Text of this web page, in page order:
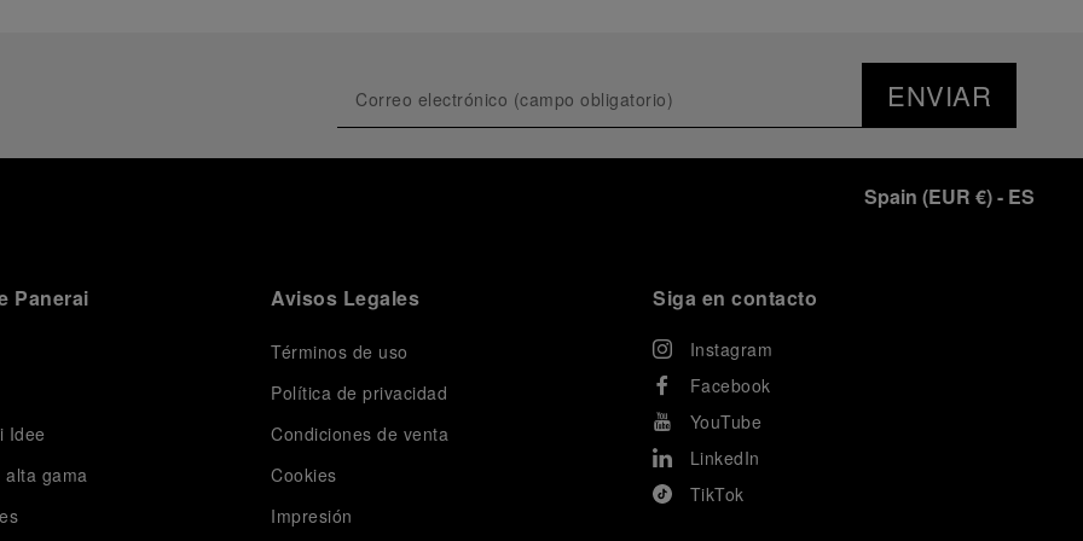
ENVIAR
Spain (EUR €)- ES
Panerai
Idee
alta gama
Avisos Legales
Términos de uso
Política de privacidad
Condiciones de venta
Cookies
Impresión
Siga en contacto
Instagram
Facebook
YouTube
LinkedIn
TikTok